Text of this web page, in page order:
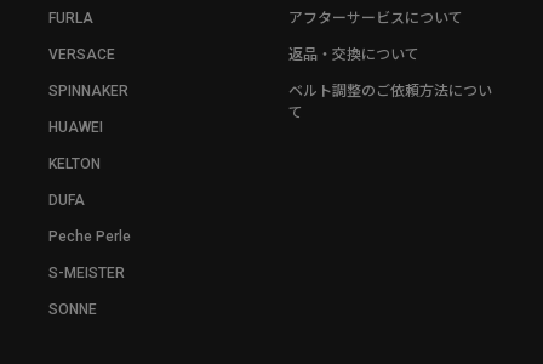
FURLA
VERSACE
SPINNAKER
HUAWEI
KELTON
DUFA
Peche Perle
S-MEISTER
SONNE
アフターサービスについて
返品・交換について
ベルト調整のご依頼方法につい
て